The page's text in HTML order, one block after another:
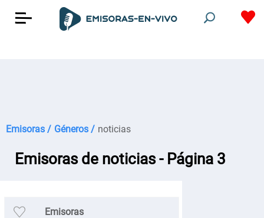
Emisoras / Géneros / noticias
Emisoras de noticias - Página 3
Emisoras